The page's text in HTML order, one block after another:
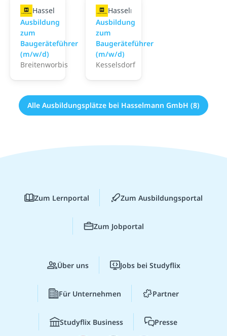
Hasselmann GmbH
Ausbildung
zum
Baugeräteführer
(m/w/d)
Breitenworbis
Hasselmann GmbH
Ausbildung
zum
Baugeräteführer
(m/w/d)
Kesselsdorf
Alle Ausbildungsplätze bei Hasselmann GmbH (8)
Zum Lernportal Zum Ausbildungsportal
Zum Jobportal
Über uns Jobs bei Studyflix
Für Unternehmen Partner
Studyflix Business Presse